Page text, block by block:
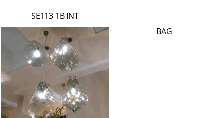
BAG
SE113 1B INT